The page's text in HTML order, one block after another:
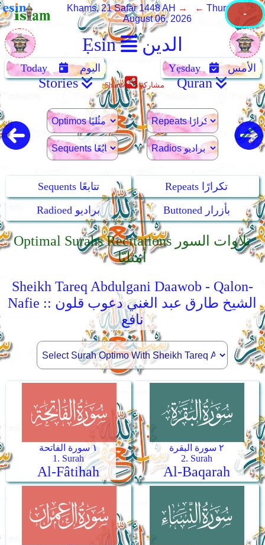
Ẹsin الدين
Khams, 21 Safar 1448 AH → ← Thursday,
August 06, 2026
Today اليوم Yẹsday الأمس
Stories Share مشاركة Quran
Sequents تتابعًا
Repeats تكرارًا
Radioed براديو
Buttoned بأزرار
Optimal Surahs Recitations تلاوات السور
أمثليّا
Sheikh Tareq Abdulgani Daawob - Qalon-
Nafie :: الشيخ طارق عبد الغني دعوب قلون
نافع
١ سورة الفاتحة
1. Surah
Al-Fâtihah
٢ سورة البقرة
2. Surah
Al-Baqarah